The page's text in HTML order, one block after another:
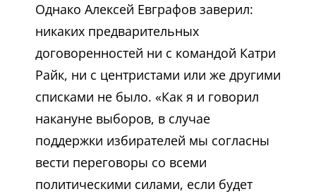
Однако Алексей Евграфов заверил:
никаких предварительных
договоренностей ни с командой Катри
Райк, ни с центристами или же другими
списками не было. «Как я и говорил
накануне выборов, в случае
поддержки избирателей мы согласны
вести переговоры со всеми
политическими силами, если будет